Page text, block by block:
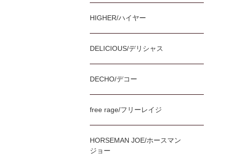
HIGHER/ハイヤー
DELICIOUS/デリシャス
DECHO/デコー
free rage/フリーレイジ
HORSEMAN JOE/ホースマン
ジョー